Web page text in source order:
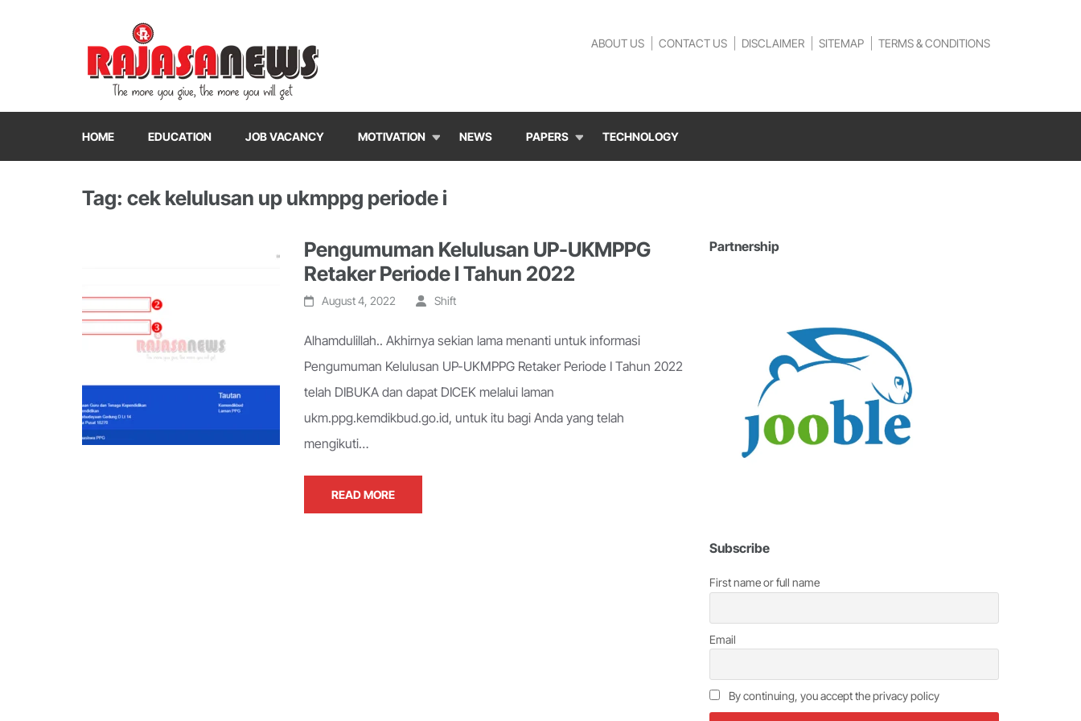
RajasaNews
"The more you give, the more you will get"
ABOUT US CONTACT US DISCLAIMER SITEMAP TERMS & CONDITIONS
HOME EDUCATION JOB VACANCY MOTIVATION NEWS PAPERS TECHNOLOGY
Tag: cek kelulusan up ukmppg periode i
Pengumuman Kelulusan UP-UKMPPG
Retaker Periode I Tahun 2022
August 4, 2022 Shift
Alhamdulillah.. Akhirnya sekian lama menanti untuk informasi
Pengumuman Kelulusan UP-UKMPPG Retaker Periode I Tahun 2022
telah DIBUKA dan dapat DICEK melalui laman
ukm.ppg.kemdikbud.go.id, untuk itu bagi Anda yang telah
mengikuti…
READ MORE
Partnership
Subscribe
First name or full name
Email
By continuing, you accept the privacy policy